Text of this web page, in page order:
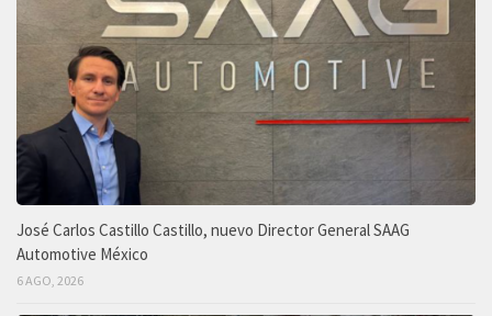
José Carlos Castillo Castillo, nuevo Director General SAAG
Automotive México
6 AGO, 2026